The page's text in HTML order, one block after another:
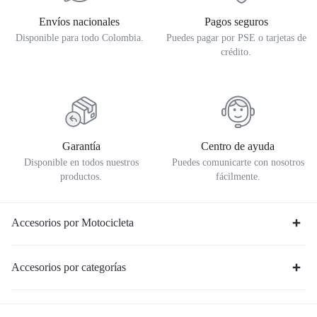
Envíos nacionales
Disponible para todo Colombia.
Pagos seguros
Puedes pagar por PSE o tarjetas de
crédito.
Garantía
Disponible en todos nuestros
productos.
Centro de ayuda
Puedes comunicarte con nosotros
fácilmente.
Accesorios por Motocicleta
Accesorios por categorías